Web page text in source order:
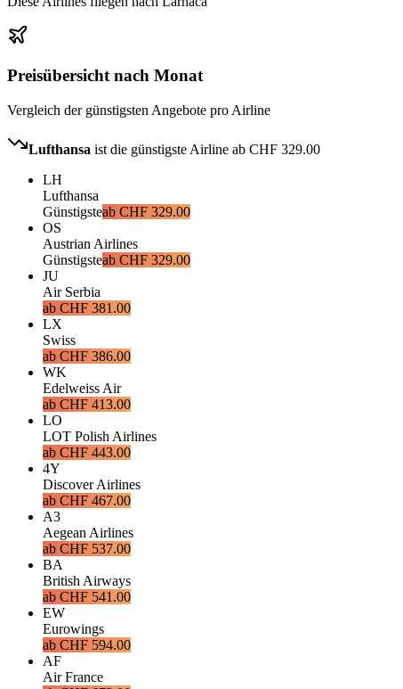
Preisübersicht nach Monat
Vergleich der günstigsten Angebote pro Airline
Lufthansa ist die günstigste Airline ab CHF 329.00
LH
Lufthansa
Günstigsteab CHF 329.00
OS
Austrian Airlines
Günstigsteab CHF 329.00
JU
Air Serbia
ab CHF 381.00
LX
Swiss
ab CHF 386.00
WK
Edelweiss Air
ab CHF 413.00
LO
LOT Polish Airlines
ab CHF 443.00
4Y
Discover Airlines
ab CHF 467.00
A3
Aegean Airlines
ab CHF 537.00
BA
British Airways
ab CHF 541.00
EW
Eurowings
ab CHF 594.00
AF
Air France